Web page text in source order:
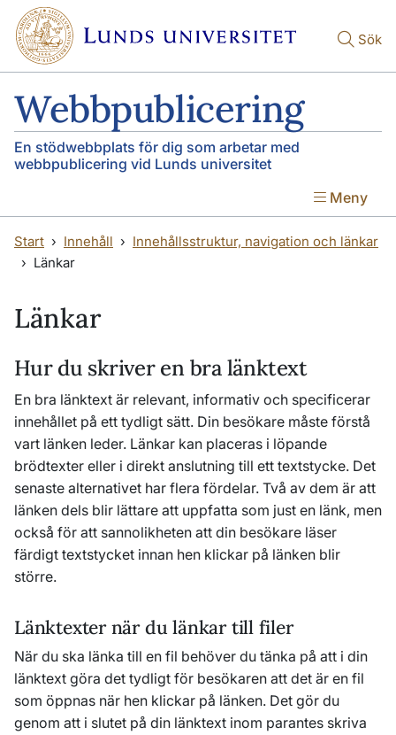
Hoppa till huvudinnehåll
Hoppa till huvudinnehåll
Sök
Webbpublicering
En stödwebbplats för dig som arbetar med
webbpublicering vid Lunds universitet
Meny
Start Innehåll
Innehållsstruktur, navigation och länkar
Länkar
Länkar
Hur du skriver en bra länktext
En bra länktext är relevant, informativ och specificerar
innehållet på ett tydligt sätt. Din besökare måste förstå
vart länken leder. Länkar kan placeras i löpande
brödtexter eller i direkt anslutning till ett textstycke. Det
senaste alternativet har flera fördelar. Två av dem är att
länken dels blir lättare att uppfatta som just en länk, men
också för att sannolikheten att din besökare läser
färdigt textstycket innan hen klickar på länken blir
större.
Länktexter när du länkar till filer
När du ska länka till en fil behöver du tänka på att i din
länktext göra det tydligt för besökaren att det är en fil
som öppnas när hen klickar på länken. Det gör du
genom att i slutet på din länktext inom parantes skriva